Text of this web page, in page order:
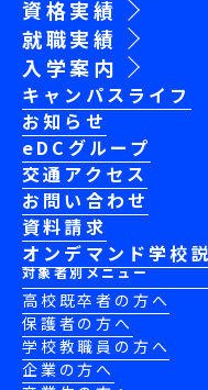
資格実績
就職実績
入学案内
キャンパスライフ
お知らせ
eDCグループ
交通アクセス
お問い合わせ
資料請求
オンデマンド学校
対象者別メニュー
高校既卒者の方へ
保護者の方へ
学校教職員の方へ
企業の方へ